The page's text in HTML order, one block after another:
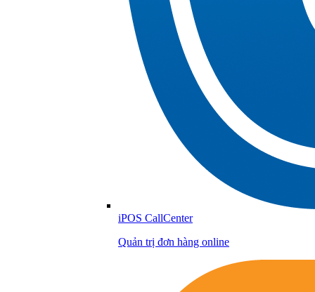
iPOS CallCenter
Quản trị đơn hàng online